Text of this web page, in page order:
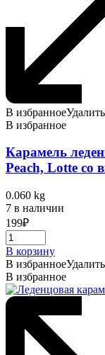
В избранное
В избранное
Карамель
Peach, Lotte со
0.060 kg
7 в наличии
199₽
В корзину
В избранное
В избранное